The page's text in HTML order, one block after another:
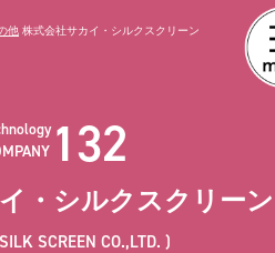
他 株式会社サカイ・シルクスクリーン
132
・シルクスクリーン
SCREEN CO.,LTD.